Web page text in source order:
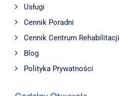
Usługi
Cennik Poradni
Cennik Centrum Rehabilitacji
Blog
Polityka Prywatności